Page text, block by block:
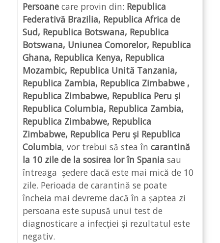
Persoane care provin din: Republica
Federativă Brazilia, Republica Africa de
Sud, Republica Botswana, Republica
Botswana, Uniunea Comorelor, Republica
Ghana, Republica Kenya, Republica
Mozambic, Republica Unită Tanzania,
Republica Zambia, Republica Zimbabwe ,
Republica Zimbabwe, Republica Peru și
Republica Columbia, Republica Zambia,
Republica Zimbabwe, Republica
Zimbabwe, Republica Peru și Republica
Columbia, vor trebui să stea în carantină
la 10 zile de la sosirea lor în Spania sau
întreaga ședere dacă este mai mică de 10
zile. Perioada de carantină se poate
încheia mai devreme dacă în a șaptea zi
persoana este supusă unui test de
diagnosticare a infecției și rezultatul este
negativ.